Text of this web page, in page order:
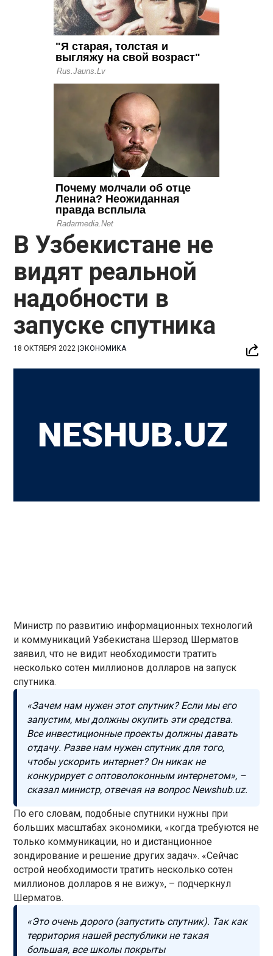
В Узбекистане не
видят реальной
надобности в
запуске спутника
18 ОКТЯБРЯ 2022 |ЭКОНОМИКА
Министр по развитию информационных технологий
и коммуникаций Узбекистана Шерзод Шерматов
заявил, что не видит необходимости тратить
несколько сотен миллионов долларов на запуск
спутника.
«Зачем нам нужен этот спутник? Если мы его
запустим, мы должны окупить эти средства.
Все инвестиционные проекты должны давать
отдачу. Разве нам нужен спутник для того,
чтобы ускорить интернет? Он никак не
конкурирует с оптоволоконным интернетом», –
сказал министр, отвечая на вопрос Newshub.uz.
По его словам, подобные спутники нужны при
больших масштабах экономики, «когда требуются не
только коммуникации, но и дистанционное
зондирование и решение других задач». «Сейчас
острой необходимости тратить несколько сотен
миллионов долларов я не вижу», – подчеркнул
Шерматов.
«Это очень дорого (запустить спутник). Так как
территория нашей республики не такая
большая, все школы покрыты